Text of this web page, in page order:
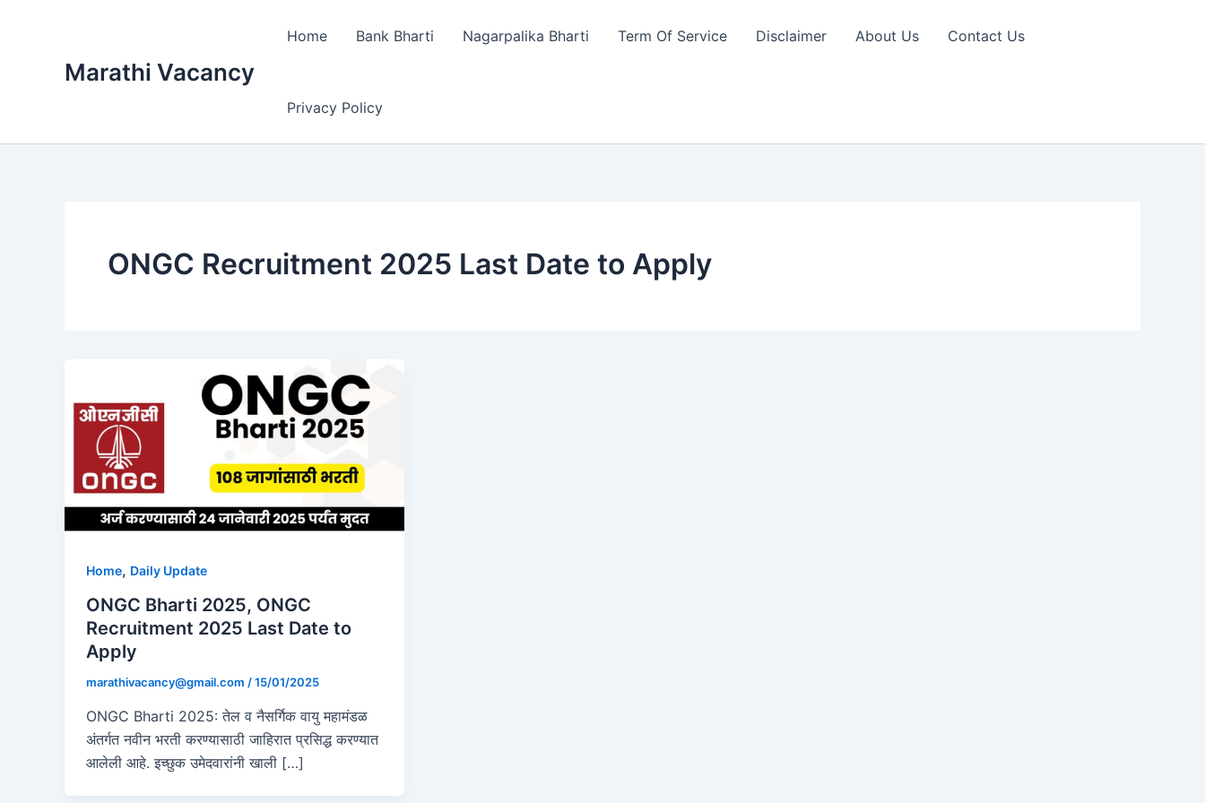
Marathi Vacancy
Home Bank Bharti Nagarpalika Bharti Term Of Service Disclaimer About Us Contact Us
Privacy Policy
ONGC Recruitment 2025 Last Date to Apply
Home, Daily Update
ONGC Bharti 2025, ONGC
Recruitment 2025 Last Date to
Apply
marathivacancy@gmail.com /15/01/2025
ONGC Bharti 2025: तेल व नैसर्गिक वायु महामंडळ
अंतर्गत नवीन भरती करण्यासाठी जाहिरात प्रसिद्ध करण्यात
आलेली आहे. इच्छुक उमेदवारांनी खाली […]